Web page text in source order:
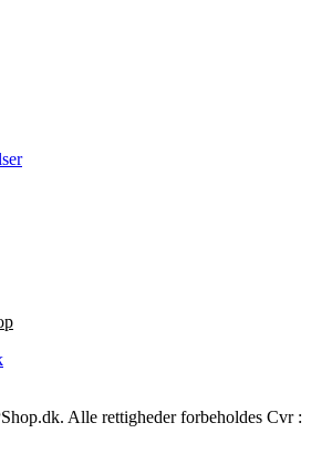
Alle rettigheder forbeholdes Cvr :